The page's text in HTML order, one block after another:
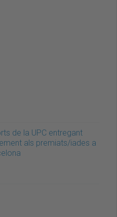
de la UPC entregant
als premiats/iades a